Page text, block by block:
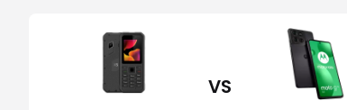
VS